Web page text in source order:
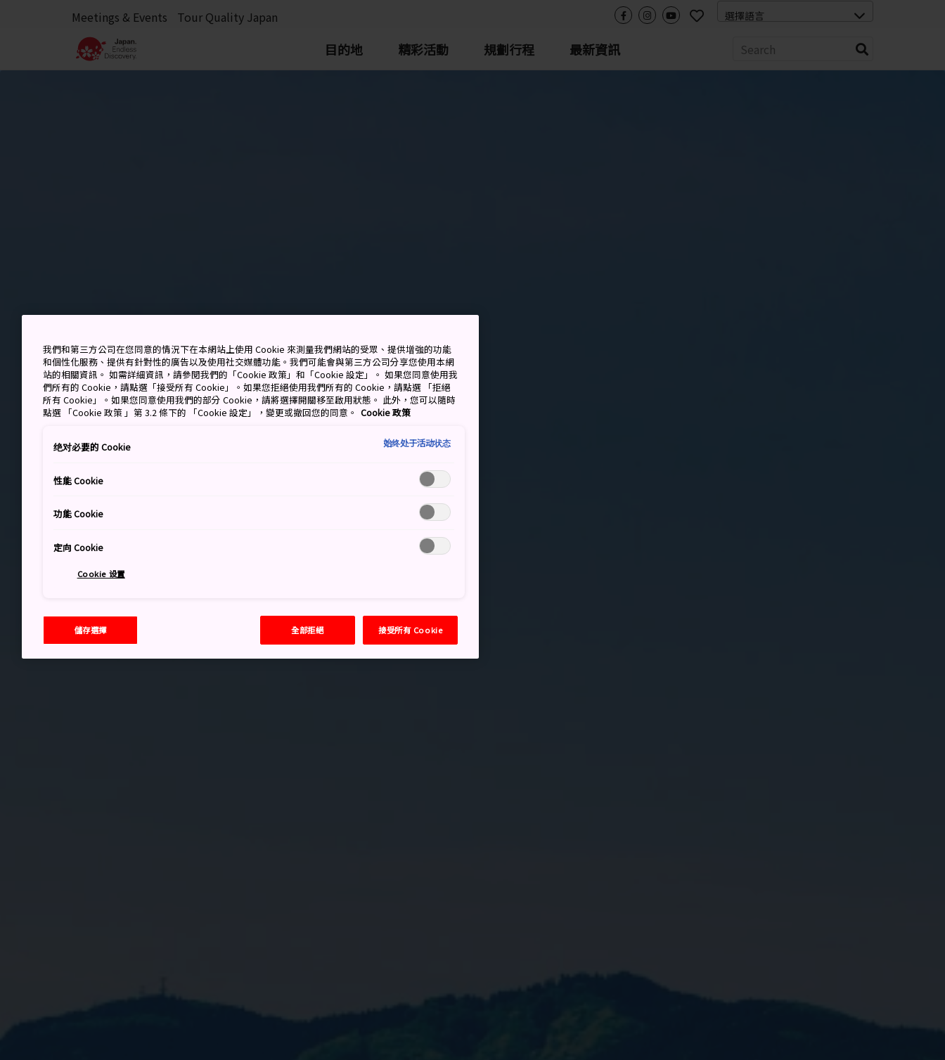
Meetings & Events Tour Quality Japan
目的地 精彩活動 規劃行程 最新資訊
我們和第三方公司在您同意的情況下在本網站上使用 Cookie 來測量我們網站的受眾、提供增強的功能
和個性化服務、提供有針對性的廣告以及使用社交媒體功能。我們可能會與第三方公司分享您使用本網
站的相關資訊。 如需詳細資訊，請參閱我們的「Cookie 政策」和「Cookie 設定」。 如果您同意使用我
們所有的 Cookie，請點選「接受所有 Cookie」。如果您拒絕使用我們所有的 Cookie，請點選 「拒絕
所有 Cookie」。如果您同意使用我們的部分 Cookie，請將選擇開關移至啟用狀態。 此外，您可以隨時
點選 「Cookie 政策 」第 3.2 條下的 「Cookie 設定」，變更或撤回您的同意。 Cookie 政策
绝对必要的 Cookie 始终处于活动状态
性能 Cookie
功能 Cookie
定向 Cookie
Cookie 设置
儲存選擇 全部拒絕 接受所有 Cookie